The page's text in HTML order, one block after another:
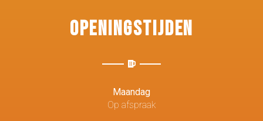
Openingstijden
Maandag
Op afspraak